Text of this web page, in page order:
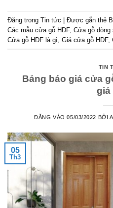
Đăng trong Tin tức Được gắn thẻ
Các mẫu cửa gỗ HDF, Cửa gỗ dòng
Cửa gỗ HDF là gì Giá cửa gỗ HDF,
TIN
Bảng báo giá cửa
giá
ĐĂNG VÀO05/03/2022 BỞI
05
Th3